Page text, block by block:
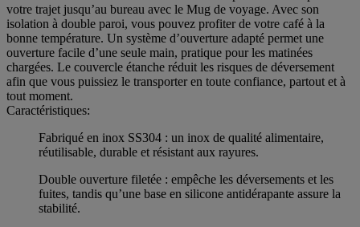
votre trajet jusqu’au bureau avec le Mug de voyage. Avec son
isolation à double paroi, vous pouvez profiter de votre café à la
bonne température. Un système d’ouverture adapté permet une
ouverture facile d’une seule main, pratique pour les matinées
chargées. Le couvercle étanche réduit les risques de déversement
afin que vous puissiez le transporter en toute confiance, partout et à
tout moment.
Caractéristiques:
Fabriqué en inox SS304 : un inox de qualité alimentaire,
réutilisable, durable et résistant aux rayures.
Double ouverture filetée : empêche les déversements et les
fuites, tandis qu’une base en silicone antidérapante assure la
stabilité.